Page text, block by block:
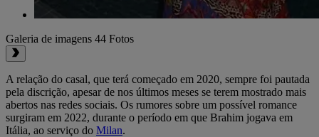
Galeria de imagens 44 Fotos
A relação do casal, que terá começado em 2020, sempre foi pautada
pela discrição, apesar de nos últimos meses se terem mostrado mais
abertos nas redes sociais. Os rumores sobre um possível romance
surgiram em 2022, durante o período em que Brahim jogava em
Itália, ao serviço do Milan.